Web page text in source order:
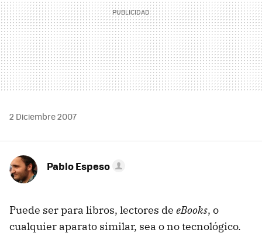
2 Diciembre 2007
Pablo Espeso
Puede ser para libros, lectores de eBooks, o
cualquier aparato similar, sea o no tecnológico.